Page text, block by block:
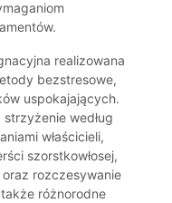
realizowana
bezstresowe,
uspokajających.
strzyżenie według
właścicieli,
szorstkowłosej,
oraz rozczesywanie
różnorodne